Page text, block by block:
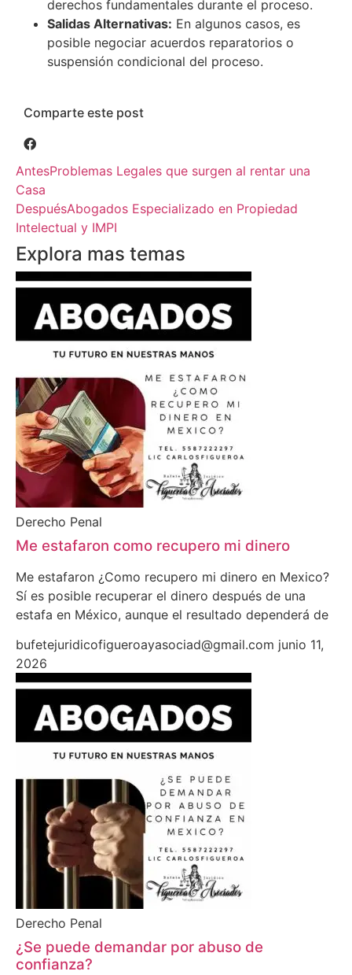
derechos fundamentales durante el proceso.
Salidas Alternativas: En algunos casos, es
posible negociar acuerdos reparatorios o
suspensión condicional del proceso.
Comparte este post
AntesProblemas Legales que surgen al rentar una
Casa
DespuésAbogados Especializado en Propiedad
Intelectual y IMPI
Explora mas temas
Derecho Penal
Me estafaron como recupero mi dinero
Me estafaron ¿Como recupero mi dinero en Mexico?
Sí es posible recuperar el dinero después de una
estafa en México, aunque el resultado dependerá de
bufetejuridicofigueroayasociad@gmail.com junio 11,
2026
Derecho Penal
¿Se puede demandar por abuso de
confianza?